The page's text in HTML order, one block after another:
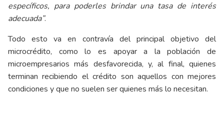
específicos, para poderles brindar una tasa de interés
adecuada”.
Todo esto va en contravía del principal objetivo del
microcrédito, como lo es apoyar a la población de
microempresarios más desfavorecida, y, al final, quienes
terminan recibiendo el crédito son aquellos con mejores
condiciones y que no suelen ser quienes más lo necesitan.